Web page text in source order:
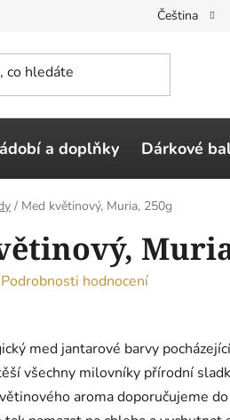
Čeština
a doplňky Dárkové
/ Med květinový, Muria, 250g
Podrobnosti hodnocení
med jantarové barvy
všechny milovníky přírodní
aroma doporučujeme